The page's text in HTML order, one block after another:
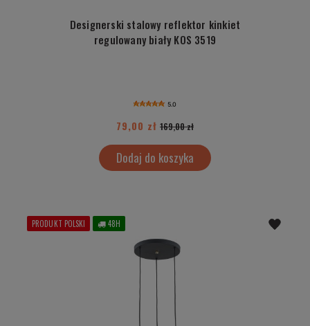
Designerski stalowy reflektor kinkiet
regulowany biały KOS 3519
5.0
79,00 zł 169,00 zł
Dodaj do koszyka
PRODUKT POLSKI 48H